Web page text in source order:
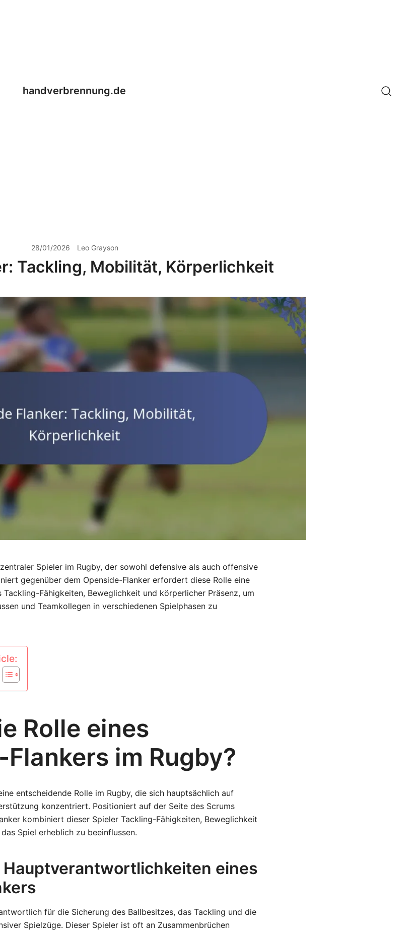
handverbrennung.de
28/01/2026 Leo Grayson
Tackling, Mobilität, Körperlichkeit
Spieler im Rugby, der sowohl defensive als auch offensive
gegenüber dem Openside-Flanker erfordert diese Rolle eine
Fähigkeiten, Beweglichkeit und körperlicher Präsenz, um
und Teamkollegen in verschiedenen Spielphasen zu
Rolle eines
im Rugby?
entscheidende Rolle im Rugby, die sich hauptsächlich auf
konzentriert. Positioniert auf der Seite des Scrums
kombiniert dieser Spieler Tackling-Fähigkeiten, Beweglichkeit
Spiel erheblich zu beeinflussen.
eines
für die Sicherung des Ballbesitzes, das Tackling und die
Spielzüge. Dieser Spieler ist oft an Zusammenbrüchen